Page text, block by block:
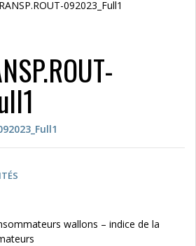
092023_Full1
wallons – indice de la